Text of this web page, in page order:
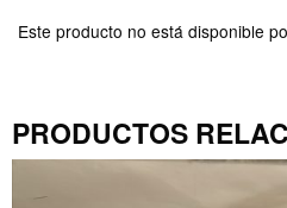
Este producto no está disponible
PRODUCTOS